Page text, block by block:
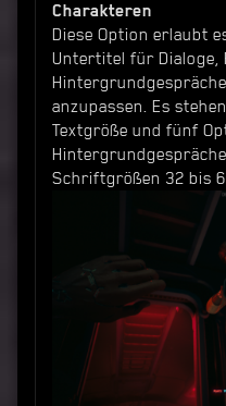
Charakteren
Diese Option erlaubt
Untertitel für Dialoge,
anzupassen. Es
Textgröße und fünf
Schriftgrößen 32 bis